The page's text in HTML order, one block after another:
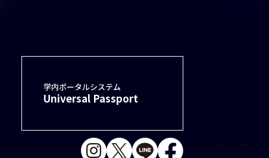
学内ポータルシステム
Universal Passport